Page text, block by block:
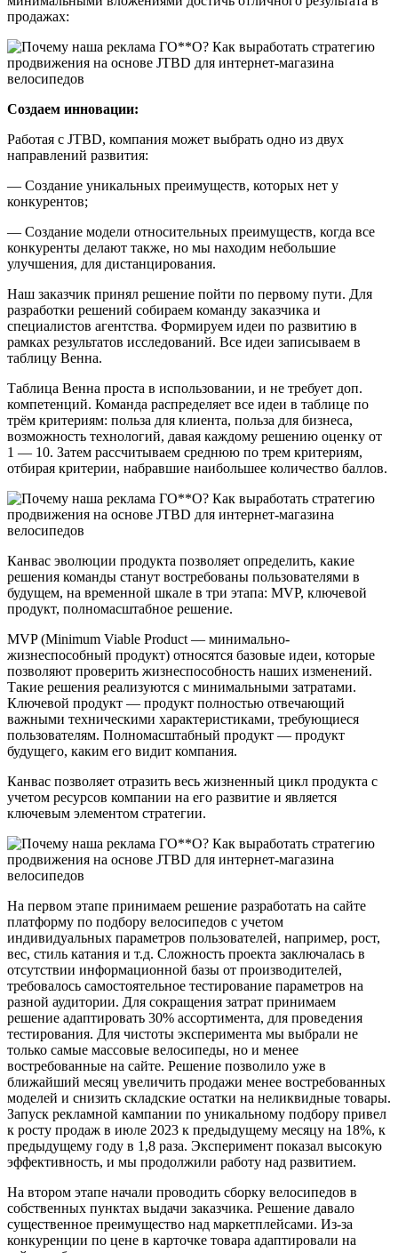
продажах:
Создаем инновации:
Работая с JTBD, компания может выбрать одно из двух
направлений развития:
— Создание уникальных преимуществ, которых нет у
конкурентов;
— Создание модели относительных преимуществ, когда все
конкуренты делают также, но мы находим небольшие
улучшения, для дистанцирования.
Наш заказчик принял решение пойти по первому пути. Для
разработки решений собираем команду заказчика и
специалистов агентства. Формируем идеи по развитию в
рамках результатов исследований. Все идеи записываем в
таблицу Венна.
Таблица Венна проста в использовании, и не требует доп.
компетенций. Команда распределяет все идеи в таблице по
трём критериям: польза для клиента, польза для бизнеса,
возможность технологий, давая каждому решению оценку от
1 — 10. Затем рассчитываем среднюю по трем критериям,
отбирая критерии, набравшие наибольшее количество баллов.
Канвас эволюции продукта позволяет определить, какие
решения команды станут востребованы пользователями в
будущем, на временной шкале в три этапа: MVP, ключевой
продукт, полномасштабное решение.
MVP (Minimum Viable Product — минимально-
жизнеспособный продукт) относятся базовые идеи, которые
позволяют проверить жизнеспособность наших изменений.
Такие решения реализуются с минимальными затратами.
Ключевой продукт — продукт полностью отвечающий
важными техническими характеристиками, требующиеся
пользователям. Полномасштабный продукт — продукт
будущего, каким его видит компания.
Канвас позволяет отразить весь жизненный цикл продукта с
учетом ресурсов компании на его развитие и является
ключевым элементом стратегии.
На первом этапе принимаем решение разработать на сайте
платформу по подбору велосипедов с учетом
индивидуальных параметров пользователей, например, рост,
вес, стиль катания и т.д. Сложность проекта заключалась в
отсутствии информационной базы от производителей,
требовалось самостоятельное тестирование параметров на
разной аудитории. Для сокращения затрат принимаем
решение адаптировать 30% ассортимента, для проведения
тестирования. Для чистоты эксперимента мы выбрали не
только самые массовые велосипеды, но и менее
востребованные на сайте. Решение позволило уже в
ближайший месяц увеличить продажи менее востребованных
моделей и снизить складские остатки на неликвидные товары.
Запуск рекламной кампании по уникальному подбору привел
к росту продаж в июле 2023 к предыдущему месяцу на 18%, к
предыдущему году в 1,8 раза. Эксперимент показал высокую
эффективность, и мы продолжили работу над развитием.
На втором этапе начали проводить сборку велосипедов в
собственных пунктах выдачи заказчика. Решение давало
существенное преимущество над маркетплейсами. Из-за
конкуренции по цене в карточке товара адаптировали на